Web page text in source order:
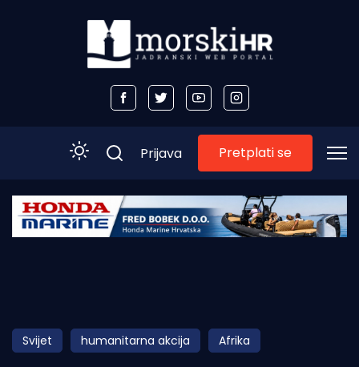
Početna
Obala
Otoci
Prijava Pretplati se
Svijet humanitarna akcija Afrika